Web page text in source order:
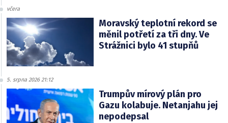
včera
Moravský teplotní rekord se
měnil potřetí za tři dny. Ve
Strážnici bylo 41 stupňů
5. srpna 2026 21:12
Trumpův mírový plán pro
Gazu kolabuje. Netanjahu jej
nepodepsal